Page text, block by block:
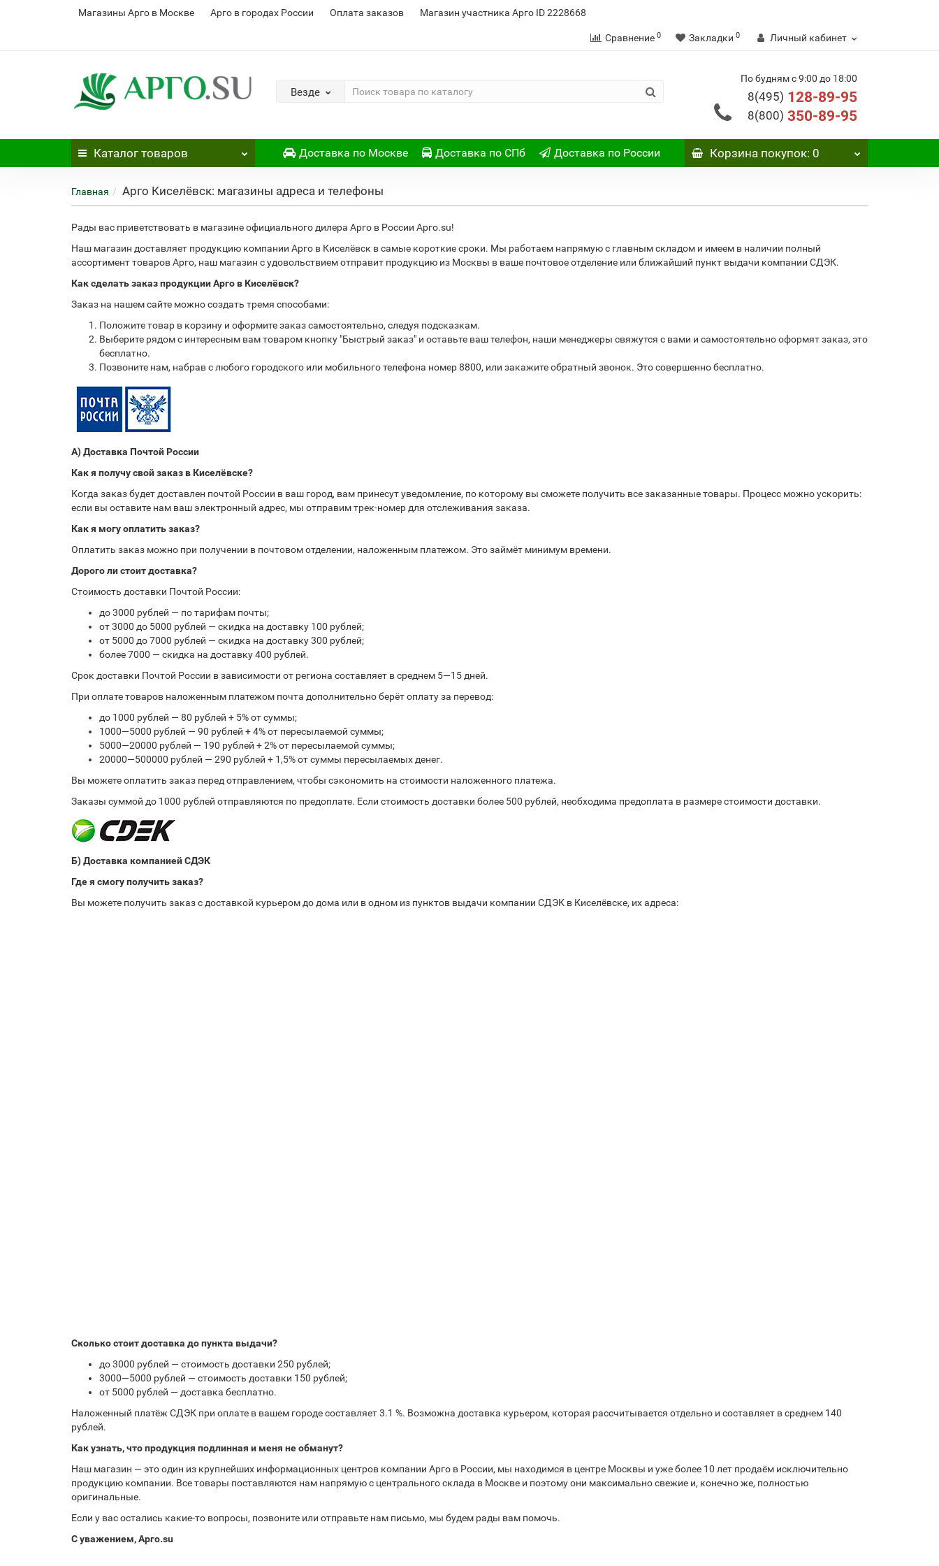
Магазины Арго в Москве Арго в городах России Оплата заказов Магазин участника Арго ID 2228668
Сравнение 0 Закладки 0 Личный кабинет
Везде
По будням с 9:00 до 18:00
8(495) 128-89-95
8(800) 350-89-95
Каталог товаров Доставка по Москве Доставка по СПб Доставка по России Корзинапокупок: 0
Главная Арго Киселёвск: магазины адреса и телефоны
Рады вас приветствовать в магазине официального дилера Арго в России Арго.su!
Наш магазин доставляет продукцию компании Арго в Киселёвск в самые короткие сроки. Мы работаем напрямую с главным складом и имеем в наличии полный
ассортимент товаров Арго, наш магазин с удовольствием отправит продукцию из Москвы в ваше почтовое отделение или ближайший пункт выдачи компании СДЭК.
Как сделать заказ продукции Арго в Киселёвск?
Заказ на нашем сайте можно создать тремя способами:
Положите товар в корзину и оформите заказ самостоятельно, следуя подсказкам.
Выберите рядом с интересным вам товаром кнопку "Быстрый заказ" и оставьте ваш телефон, наши менеджеры свяжутся с вами и самостоятельно оформят заказ, это
бесплатно.
Позвоните нам, набрав с любого городского или мобильного телефона номер 8800, или закажите обратный звонок. Это совершенно бесплатно.
А) Доставка Почтой России
Как я получу свой заказ в Киселёвске?
Когда заказ будет доставлен почтой России в ваш город, вам принесут уведомление, по которому вы сможете получить все заказанные товары. Процесс можно ускорить:
если вы оставите нам ваш электронный адрес, мы отправим трек-номер для отслеживания заказа.
Как я могу оплатить заказ?
Оплатить заказ можно при получении в почтовом отделении, наложенным платежом. Это займёт минимум времени.
Дорого ли стоит доставка?
Стоимость доставки Почтой России:
до 3000 рублей — по тарифам почты;
от 3000 до 5000 рублей — скидка на доставку 100 рублей;
от 5000 до 7000 рублей — скидка на доставку 300 рублей;
более 7000 — скидка на доставку 400 рублей.
Срок доставки Почтой России в зависимости от региона составляет в среднем 5—15 дней.
При оплате товаров наложенным платежом почта дополнительно берёт оплату за перевод:
до 1000 рублей — 80 рублей + 5% от суммы;
1000—5000 рублей — 90 рублей + 4% от пересылаемой суммы;
5000—20000 рублей — 190 рублей + 2% от пересылаемой суммы;
20000—500000 рублей — 290 рублей + 1,5% от суммы пересылаемых денег.
Вы можете оплатить заказ перед отправлением, чтобы сэкономить на стоимости наложенного платежа.
Заказы суммой до 1000 рублей отправляются по предоплате. Если стоимость доставки более 500 рублей, необходима предоплата в размере стоимости доставки.
Б) Доставка компанией СДЭК
Где я смогу получить заказ?
Вы можете получить заказ с доставкой курьером до дома или в одном из пунктов выдачи компании СДЭК в Киселёвске, их адреса:
Сколько стоит доставка до пункта выдачи?
до 3000 рублей — стоимость доставки 250 рублей;
3000—5000 рублей — стоимость доставки 150 рублей;
от 5000 рублей — доставка бесплатно.
Наложенный платёж СДЭК при оплате в вашем городе составляет 3.1 %. Возможна доставка курьером, которая рассчитывается отдельно и составляет в среднем 140
рублей.
Как узнать, что продукция подлинная и меня не обманут?
Наш магазин — это один из крупнейших информационных центров компании Арго в России, мы находимся в центре Москвы и уже более 10 лет продаём исключительно
продукцию компании. Все товары поставляются нам напрямую с центрального склада в Москве и поэтому они максимально свежие и, конечно же, полностью
оригинальные.
Если у вас остались какие-то вопросы, позвоните или отправьте нам письмо, мы будем рады вам помочь.
С уважением, Арго.su